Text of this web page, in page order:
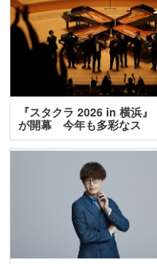
『スタクラ 2026 in 横浜』
が開幕 今年も多彩なス
テ…